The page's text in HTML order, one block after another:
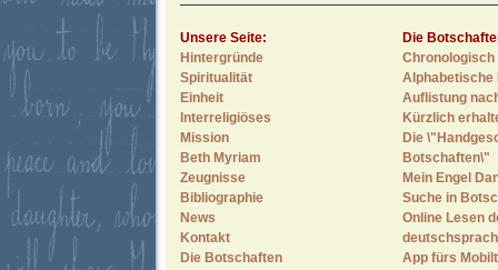
Unsere Seite:
Hintergründe
Spiritualität
Einheit
Interreligiöses
Mission
Beth Myriam
Zeugnisse
Bibliographie
News
Kontakt
Die Botschaften
Die
Alphabetische
Auflistung
Kürzlich
Die
Botschaften\"
Mein Engel
Suche in
Online Lesen
App fürs